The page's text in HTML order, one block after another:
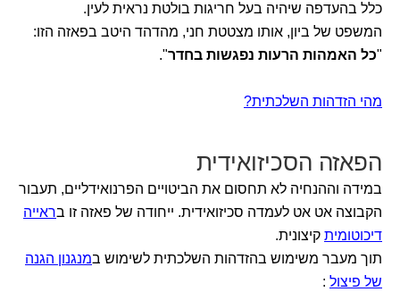
כלל בהעדפה שיהיה בעל חריגות בולטת נראית לעין.
המשפט של ביון, אותו מצטטת חני, מהדהד היטב בפאזה הזו:
"כל האמהות הרעות נפגשות בחדר".
מהי הזדהות השלכתית?
הפאזה הסכיזואידית
במידה וההנחיה לא תחסום את הביטויים הפרנואידליים, תעבור
הקבוצה אט אט לעמדה סכיזואידית. ייחודה של פאזה זו בראייה
דיכוטומית קיצונית.
תוך מעבר משימוש בהזדהות השלכתית לשימוש במנגנון הגנה
של פיצול :